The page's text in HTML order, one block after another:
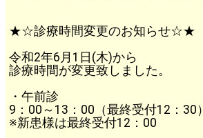
★☆診療時間変更のお知らせ☆★
令和2年6月1日(木)から
診療時間が変更致しました。
・午前診
9：00～13：00（最終受付12：30）
※新患様は最終受付12：00